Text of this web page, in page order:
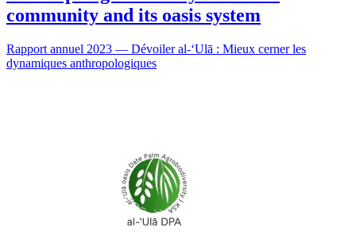
community and its oasis system
Rapport annuel 2023 — Dévoiler al-‘Ulā : Mieux cerner les
dynamiques anthropologiques